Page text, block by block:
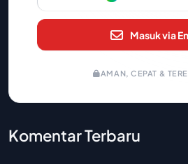
Masuk via
AMAN, CEPAT &
Komentar Terbaru